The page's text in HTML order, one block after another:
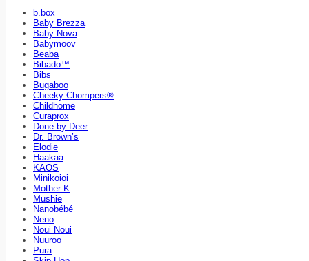
b.box
Baby Brezza
Baby Nova
Babymoov
Beaba
Bibado™
Bibs
Bugaboo
Cheeky Chompers®
Childhome
Curaprox
Done by Deer
Dr. Brown’s
Elodie
Haakaa
KAOS
Minikoioi
Mother-K
Mushie
Nanobébé
Neno
Noui Noui
Nuuroo
Pura